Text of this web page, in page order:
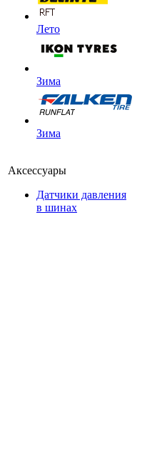
Лето
Зима
Зима
Аксессуары
Датчики давления
в шинах